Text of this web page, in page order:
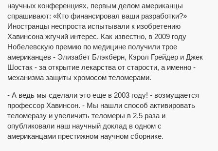
научных конференциях, первым делом американцы
спрашивают: «Кто финансировал ваши разработки?»
Иностранцы неспроста испытывали к изобретению
Хавинсона жгучий интерес. Как известно, в 2009 году
Нобелевскую премию по медицине получили трое
американцев - Элизабет Блэкберн, Кэрол Грейдер и Джек
Шостак - за открытие лекарства от старости, а именно -
механизма защиты хромосом теломерами.
- А ведь мы сделали это еще в 2003 году! - возмущается
профессор Хавинсон. - Мы нашли способ активировать
теломеразу и увеличить теломеры в 2,5 раза и
опубликовали наш научный доклад в одном с
американцами престижном научном сборнике.